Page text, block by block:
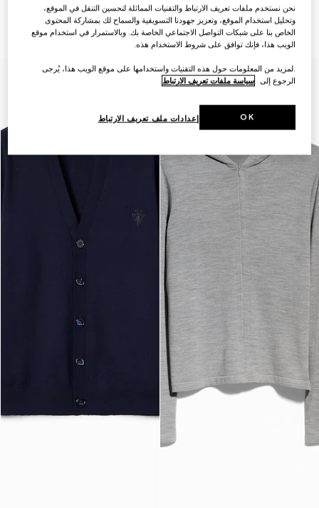
جاكيت مزوّد بسحّاب من الصوف
الناعم مع شريط ويب
جاكيت مزوّد بسحّاب من صوف
مضلّع ناعم مع ويب
€ 3.355
نحن نستخدم ملفات تعريف الارتباط والتقنيات المماثلة لتحسين التنقل في الموقع،
وتحليل استخدام الموقع، وتعزيز جهودنا التسويقية والسماح لك بمشاركة المحتوى
الخاص بنا على شبكات التواصل الاجتماعي الخاصة بك. وبالاستمرار في استخدام موقع
الويب هذا، فإنك توافق على شروط الاستخدام هذه.
.لمزيد من المعلومات حول هذه التقنيات واستخدامها على موقع الويب هذا، يُرجى
الرجوع إلى سياسة ملفات تعريف الارتباط
إعدادات ملف تعريف الارتباط OK